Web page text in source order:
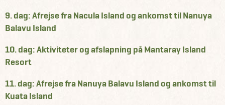
9. dag: Afrejse fra Nacula Island og ankomst til Nanuya
Balavu Island
10. dag: Aktiviteter og afslapning på Mantaray Island
Resort
11. dag: Afrejse fra Nanuya Balavu Island og ankomst til
Kuata Island